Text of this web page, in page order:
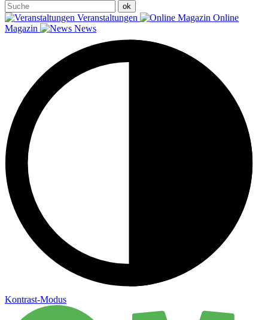
Veranstaltungen
Online
Magazin
News
Kontrast-Modus